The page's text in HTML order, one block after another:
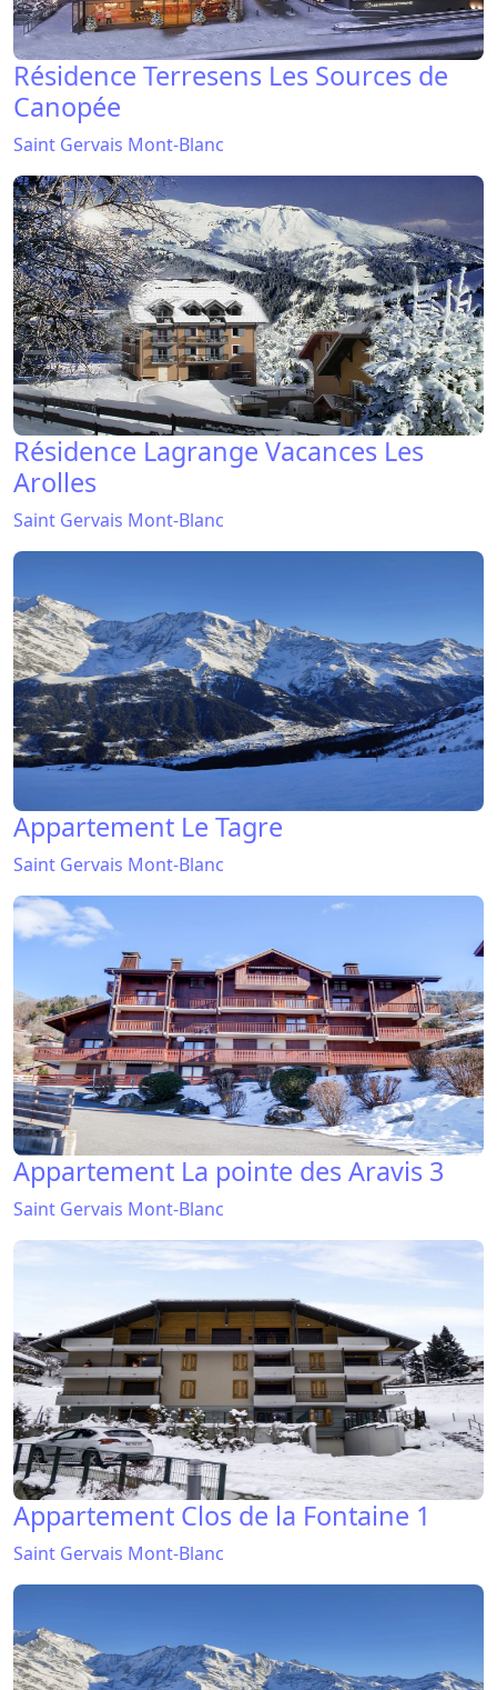
Résidence Terresens Les Sources de
Canopée
Saint Gervais Mont-Blanc
Résidence Lagrange Vacances Les
Arolles
Saint Gervais Mont-Blanc
Appartement Le Tagre
Saint Gervais Mont-Blanc
Appartement La pointe des Aravis 3
Saint Gervais Mont-Blanc
Appartement Clos de la Fontaine 1
Saint Gervais Mont-Blanc